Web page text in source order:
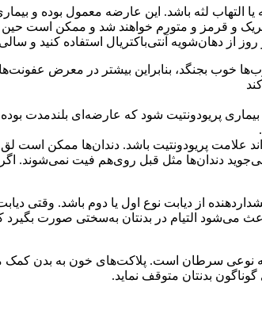
یا التهاب لثه باشد. این عارضه معمول بوده
تحریک و قرمز و متورم خواهند شد و ممکن است
از دهان‌شویه آنتی‌باکتریال استفاده کنید و
خوب بجنگد، بنابراین بیشتر در معرض
بیماری پریودونتیت شود که عارضه‌ای بلندمدت
علامت پریودونتیت باشد. دندان‌ها ممکن است
دندان‌ها مثل قبل روی‌هم فیت نمی‌شوند. اگر
از دیابت نوع اول یا دوم باشد. وقتی
می‌شود التیام در بدنتان به‌سختی صورت بگیرد
سرطان است. پلاکت‌های خون به بدن کمک
بدنتان متوقف نماید.